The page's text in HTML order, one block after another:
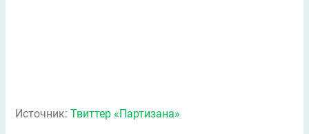
Источник: Твиттер «Партизана»